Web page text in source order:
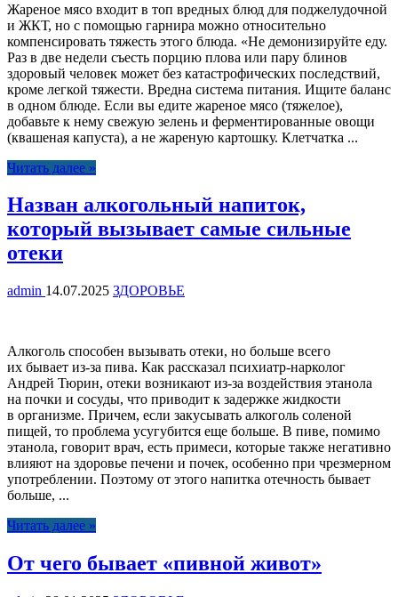
Жареное мясо входит в топ вредных блюд для поджелудочной
и ЖКТ, но с помощью гарнира можно относительно
компенсировать тяжесть этого блюда. «Не демонизируйте еду.
Раз в две недели съесть порцию плова или пару блинов
здоровый человек может без катастрофических последствий,
кроме легкой тяжести. Вредна система питания. Ищите баланс
в одном блюде. Если вы едите жареное мясо (тяжелое),
добавьте к нему свежую зелень и ферментированные овощи
(квашеная капуста), а не жареную картошку. Клетчатка ...
Читать далее »
Назван алкогольный напиток,
который вызывает самые сильные
отеки
admin 14.07.2025 ЗДОРОВЬЕ
Алкоголь способен вызывать отеки, но больше всего
их бывает из-за пива. Как рассказал психиатр-нарколог
Андрей Тюрин, отеки возникают из-за воздействия этанола
на почки и сосуды, что приводит к задержке жидкости
в организме. Причем, если закусывать алкоголь соленой
пищей, то проблема усугубится еще больше. В пиве, помимо
этанола, говорит врач, есть примеси, которые также негативно
влияют на здоровье печени и почек, особенно при чрезмерном
употреблении. Поэтому от этого напитка отечность бывает
больше, ...
Читать далее »
От чего бывает «пивной живот»